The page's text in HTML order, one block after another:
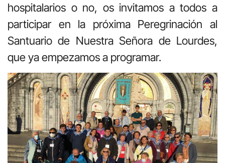
hospitalarios o no, os invitamos a todos a
participar en la próxima Peregrinación al
Santuario de Nuestra Señora de Lourdes,
que ya empezamos a programar.